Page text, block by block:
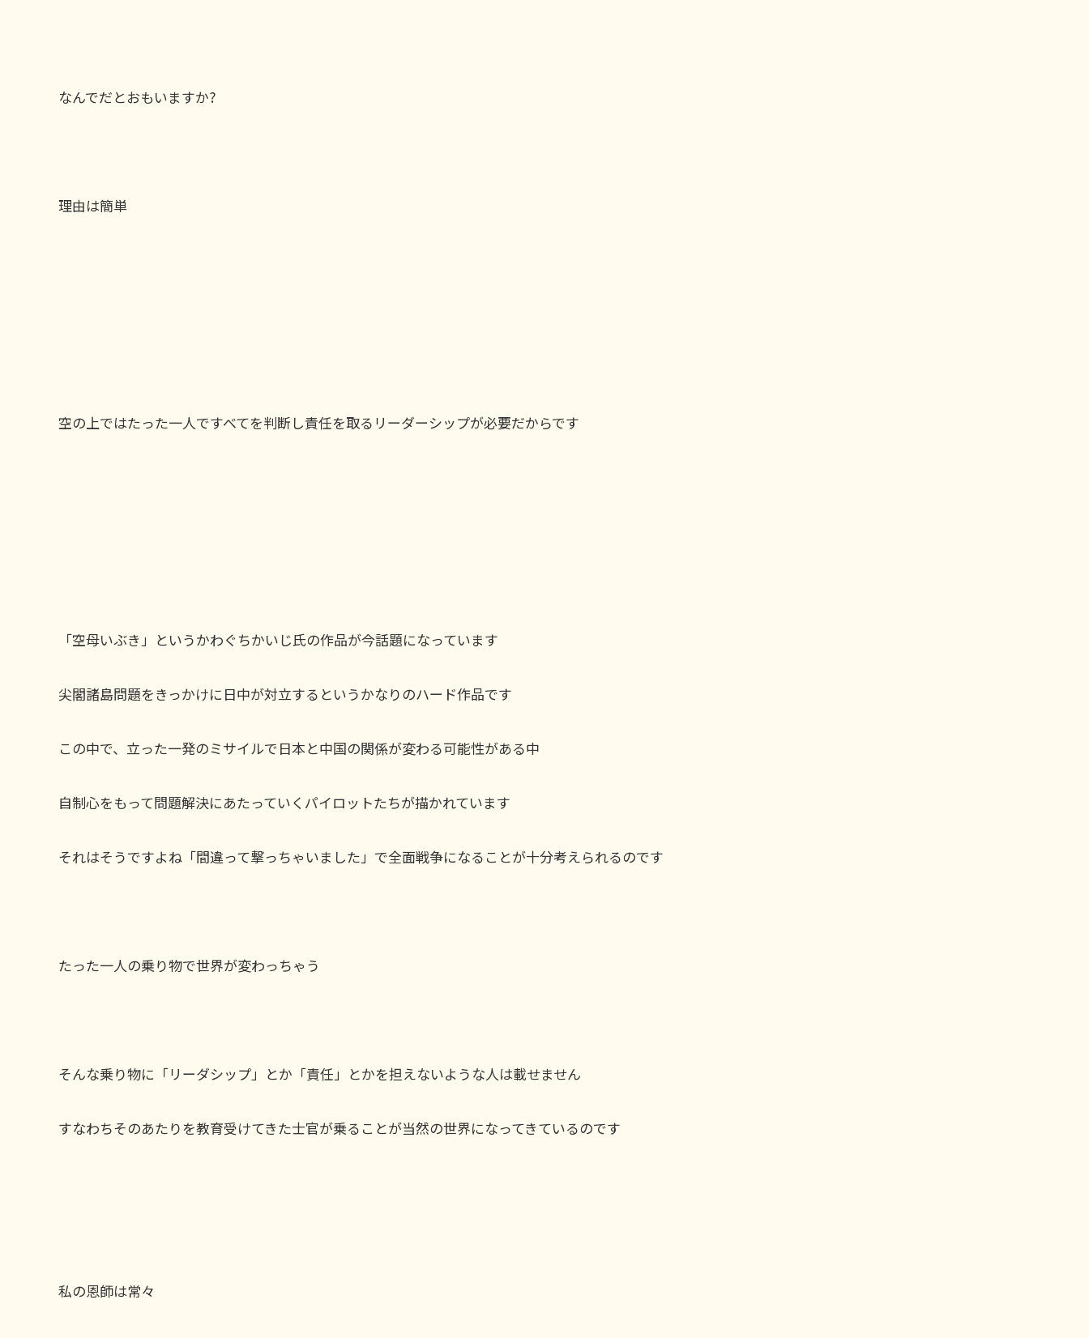
なんでだとおもいますか?
理由は簡単
空の上ではたった一人ですべてを判断し責任を取るリーダーシップが必要だからです
「空母いぶき」というかわぐちかいじ氏の作品が今話題になっています
尖閣諸島問題をきっかけに日中が対立するというかなりのハード作品です
この中で、立った一発のミサイルで日本と中国の関係が変わる可能性がある中
自制心をもって問題解決にあたっていくパイロットたちが描かれています
それはそうですよね「間違って撃っちゃいました」で全面戦争になることが十分考えられるのです
たった一人の乗り物で世界が変わっちゃう
そんな乗り物に「リーダシップ」とか「責任」とかを担えないような人は載せません
すなわちそのあたりを教育受けてきた士官が乗ることが当然の世界になってきているのです
私の恩師は常々